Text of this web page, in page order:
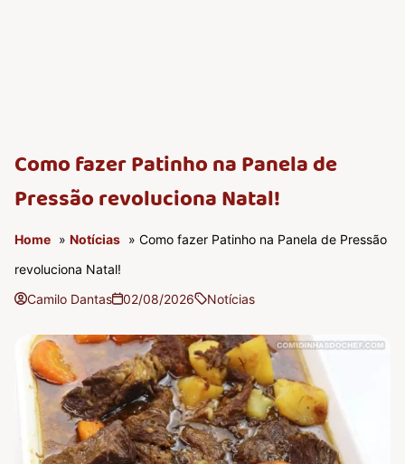
Como fazer Patinho na Panela de
Pressão revoluciona Natal!
Home » Notícias » Como fazer Patinho na Panela de Pressão
revoluciona Natal!
Camilo Dantas
02/08/2026 Notícias